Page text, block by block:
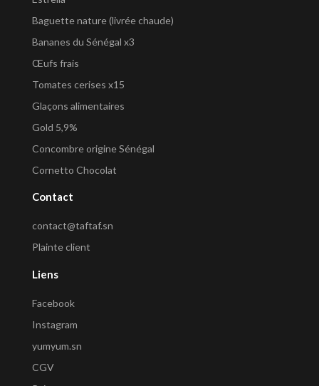
Baguette nature (livrée chaude)
Bananes du Sénégal x3
Œufs frais
Tomates cerises x15
Glaçons alimentaires
Gold 5,9%
Concombre origine Sénégal
Cornetto Chocolat
Contact
contact@taftaf.sn
Plainte client
Liens
Facebook
Instagram
yumyum.sn
CGV